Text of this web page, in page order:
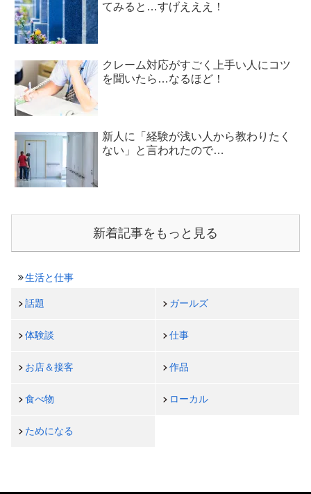
てみると…すげえええ！
クレーム対応がすごく上手い人にコツ
を聞いたら…なるほど！
新人に「経験が浅い人から教わりたく
ない」と言われたので…
新着記事をもっと見る
生活と仕事
話題 ガールズ
体験談 仕事
お店＆接客 作品
食べ物 ローカル
ためになる